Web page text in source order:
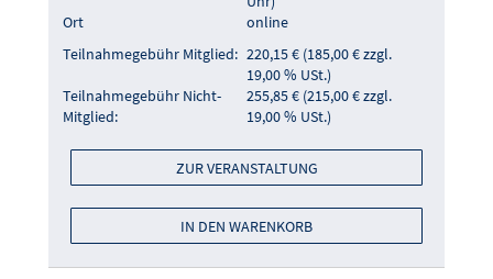
Ort
online
Teilnahmegebühr Mitglied: 220,15 € (185,00 € zzgl.
19,00 % USt.)
Teilnahmegebühr Nicht-
Mitglied:
255,85 € (215,00 € zzgl.
19,00 % USt.)
ZUR VERANSTALTUNG
IN DEN WARENKORB